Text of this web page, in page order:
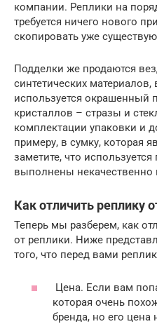
компании. Реплики на
требуется ничего нового
скопировать уже
Подделки же продаются
синтетических
используется окрашенный
кристаллов – стразы и
комплектации упаковки и
примеру, в сумку, которая
заметите, что
выполнены некачественно
Как отличить реплику
Теперь мы разберем, как
от реплики. Ниже
того, что перед вами
Цена. Если вам
которая очень
бренда, но его цена